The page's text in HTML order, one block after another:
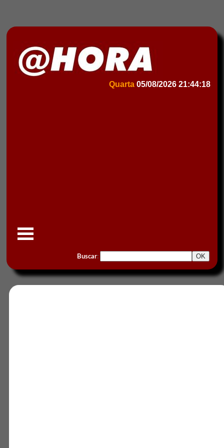
Quarta 05/08/2026 21:44:18
Buscar: